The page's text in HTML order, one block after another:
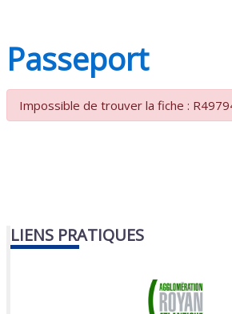
Passeport
Impossible de trouver la fiche :
LIENS PRATIQUES